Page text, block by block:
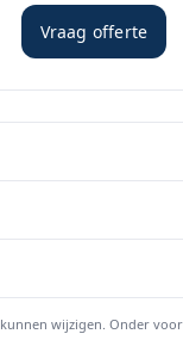
Vraag offerte
wijzigen. Onder